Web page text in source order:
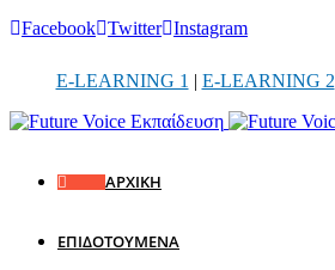
Facebook Twitter Instagram
E-LEARNING 1 | E-LEARNING 2
ΑΡΧΙΚΗ
ΕΠΙΔΟΤΟΥΜΕΝΑ